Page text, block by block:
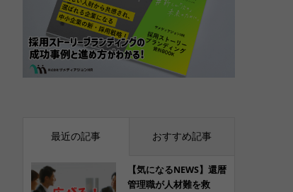
最近の記事 おすすめ記事
【気になるNEWS】還暦
管理職が人材難を救